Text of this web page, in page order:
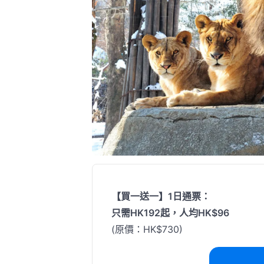
【買一送一】1日通票：
只需HK192起，人均HK$96
(原價：HK$730)